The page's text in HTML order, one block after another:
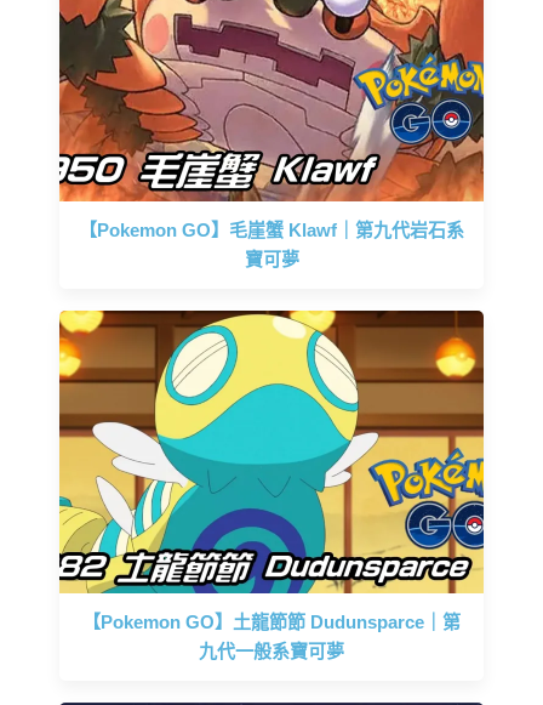
【Pokemon GO】毛崖蟹 Klawf｜第九代岩石系
寶可夢
【Pokemon GO】土龍節節 Dudunsparce｜第
九代一般系寶可夢